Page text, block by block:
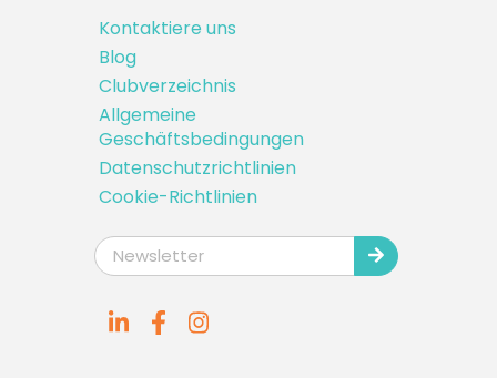
Kontaktiere uns
Blog
Clubverzeichnis
Allgemeine
Geschäftsbedingungen
Datenschutzrichtlinien
Cookie-Richtlinien